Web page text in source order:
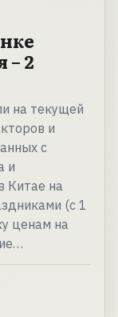
– 2
на текущей
и
с
и
Китае на
(с 1
ценам на